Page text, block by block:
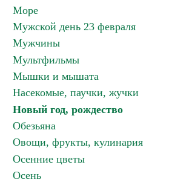
Море
Мужской день 23 февраля
Мужчины
Мультфильмы
Мышки и мышата
Насекомые, паучки, жучки
Новый год, рождество
Обезьяна
Овощи, фрукты, кулинария
Осенние цветы
Осень